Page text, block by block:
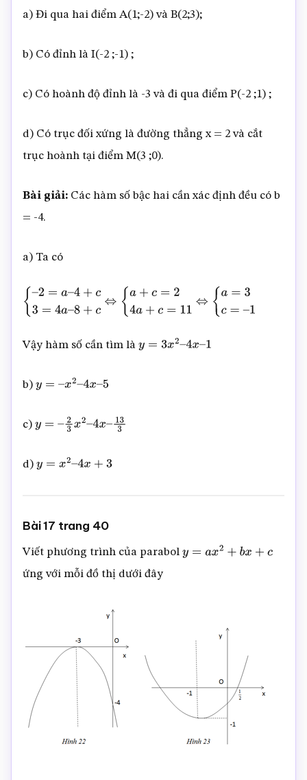
a) Đi qua hai điểm A(1;-2) và B(2;3);
b) Có đỉnh là I(-2 ;-1) ;
c) Có hoành độ đỉnh là -3 và đi qua điểm P(-2 ;1) ;
d) Có trục đối xứng là đường thẳng x = 2 và cắt
trục hoành tại điểm M(3 ;0).
Bài giải: Các hàm số bậc hai cần xác định đều có b
= -4.
a) Ta có
{– 2 =a –4+c3 =4a –
Vậy hàm số cần tìm là y =3 x2– –1
b) y =– 2– –5
c) y =– x 2– –13
d) y =x 2– +3
Bài 17 trang 40
Viết phương trình của parabol y =a x2+ x +c
ứng với mỗi đồ thị dưới đây